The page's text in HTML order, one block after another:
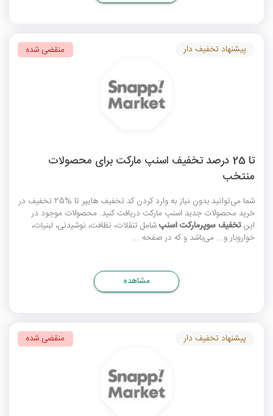
تا 25 درصد تخفیف اسنپ مارکت برای محصولات
منتخب
شما می‌توانید بدون نیاز به وارد کردنکد تخفیف هایپر
تا %25 تخفیف در
خرید محصولات جدید اسنپ مارکت دریافت کنید. محصولات موجود در
اینتخفیف سوپرمارکت اسنپشامل تنقلات، نظافت، نوشیدنی، لبنیات،
خواروبار و... می‌باشد و که در صفحه ...
پیشنهاد تخفیف دار منقضی شده
مشاهده
پیشنهاد تخفیف دار منقضی شده